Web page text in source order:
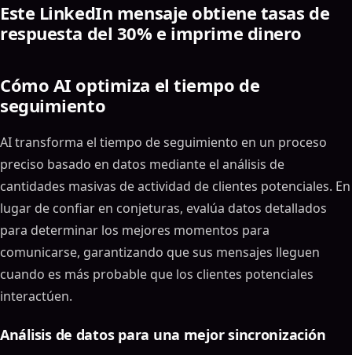
Este LinkedIn mensaje obtiene tasas de
respuesta del 30% e imprime dinero
Cómo AI optimiza el tiempo de
seguimiento
AI transforma el tiempo de seguimiento en un proceso
preciso basado en datos mediante el análisis de
cantidades masivas de actividad de clientes potenciales. En
lugar de confiar en conjeturas, evalúa datos detallados
para determinar los mejores momentos para
comunicarse, garantizando que sus mensajes lleguen
cuando es más probable que los clientes potenciales
interactúen.
Análisis de datos para una mejor sincronización